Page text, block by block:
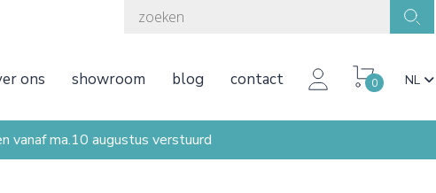
ons showroom blog contact 0 NL
vanaf ma.10 augustus verstuurd